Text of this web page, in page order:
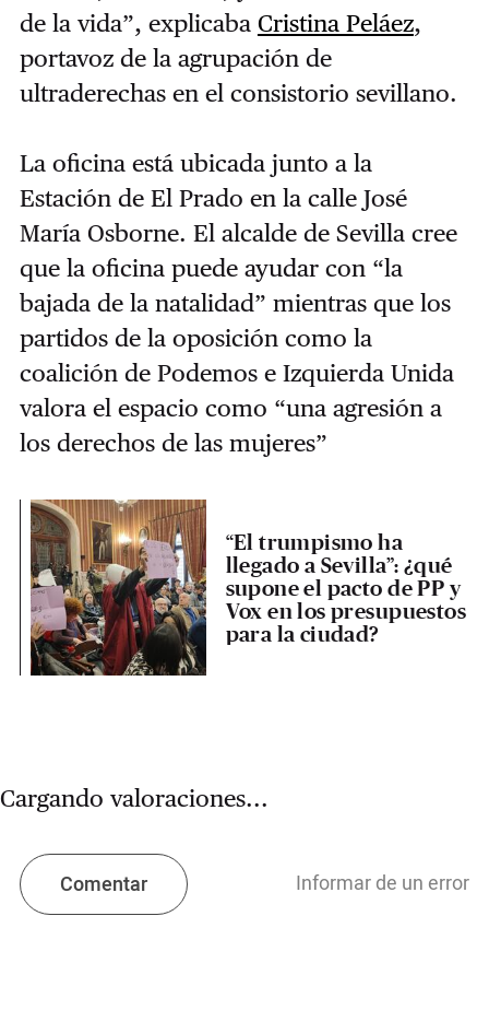
de la vida”, explicaba Cristina Peláez,
portavoz de la agrupación de
ultraderechas en el consistorio sevillano.
La oficina está ubicada junto a la
Estación de El Prado en la calle José
María Osborne. El alcalde de Sevilla cree
que la oficina puede ayudar con “la
bajada de la natalidad” mientras que los
partidos de la oposición como la
coalición de Podemos e Izquierda Unida
valora el espacio como “una agresión a
los derechos de las mujeres”
“El trumpismo ha
llegado a Sevilla”: ¿qué
supone el pacto de PP y
Vox en los presupuestos
para la ciudad?
Cargando valoraciones...
Comentar Informar de un error